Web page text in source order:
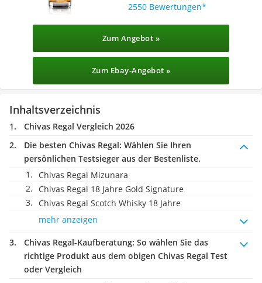
2550 Bewertungen
Zum Angebot »
Zum Ebay-Angebot »
Inhaltsverzeichnis
Chivas Regal Vergleich 2026
Die besten Chivas Regal: Wählen Sie Ihren
persönlichen Testsieger aus der Bestenliste.
Chivas Regal Mizunara
Chivas Regal 18 Jahre Gold Signature
Chivas Regal Scotch Whisky 18 Jahre
mehr anzeigen
Chivas Regal-Kaufberatung: So wählen Sie das
richtige Produkt aus dem obigen Chivas Regal Test
oder Vergleich